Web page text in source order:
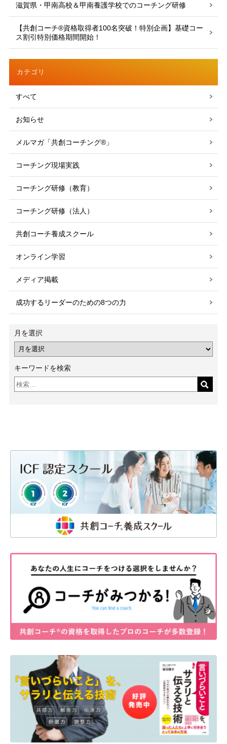
滋賀県・甲南高校＆甲南養護学校でのコーチング研修
【共創コーチ®資格取得者100名突破！特別企画】基礎コー
ス割引特別価格期間開始！
カテゴリ
すべて
お知らせ
メルマガ「共創コーチング®」
コーチング現場実践
コーチング研修（教育）
コーチング研修（法人）
共創コーチ養成スクール
オンライン学習
メディア掲載
成功するリーダーのための8つの力
月を選択
キーワードを検索